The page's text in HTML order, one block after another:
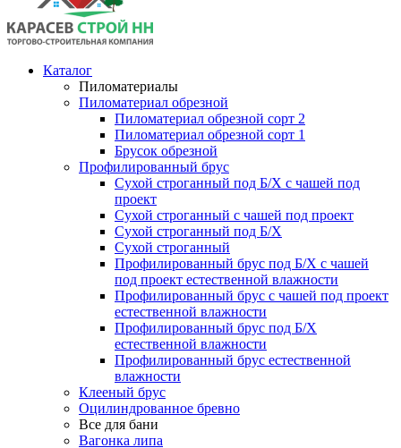
Каталог
Пиломатериалы
Пиломатериал обрезной
Пиломатериал обрезной сорт 2
Пиломатериал обрезной сорт 1
Брусок обрезной
Профилированный брус
Сухой строганный под Б/Х с чашей под
проект
Сухой строганный с чашей под проект
Сухой строганный под Б/Х
Сухой строганный
Профилированный брус под Б/Х с чашей
под проект естественной влажности
Профилированный брус с чашей под проект
естественной влажности
Профилированный брус под Б/Х
естественной влажности
Профилированный брус естественной
влажности
Клееный брус
Оцилиндрованное бревно
Все для бани
Вагонка липа